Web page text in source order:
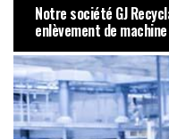
Notre société GJ
enlèvement de